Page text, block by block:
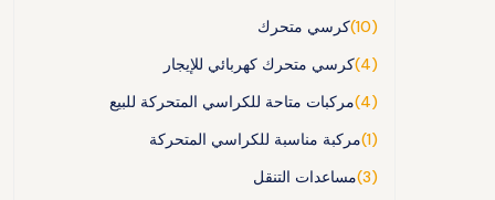
كرسي متحرك
(10)
كرسي متحرك كهربائي للإيجار
(4)
مركبات متاحة للكراسي المتحركة للبيع
(4)
مركبة مناسبة للكراسي المتحركة
(1)
مساعدات التنقل
(3)